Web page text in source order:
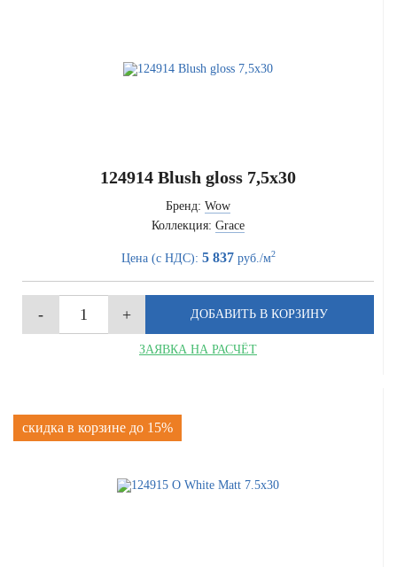
124914 Blush gloss 7,5x30
Бренд: Wow
Коллекция: Grace
Цена (с НДС): 5 837руб./м2
ЗАЯВКА НА РАСЧЁТ
скидка в корзине до 15%